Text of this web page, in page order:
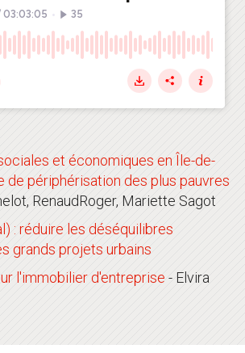
et économiques en Île-de-
de périphérisation des plus pauvres
RenaudRoger, Mariette Sagot
: réduire les déséquilibres
grands projets urbains
l'immobilier d'entreprise - Elvira